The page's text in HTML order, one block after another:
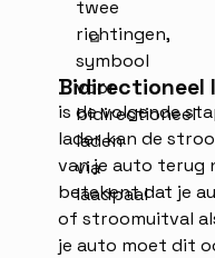
Bidirectioneel
is de volgende
lader kan de
van je auto terug
betekent dat je
of stroomuitval
je auto moet dit